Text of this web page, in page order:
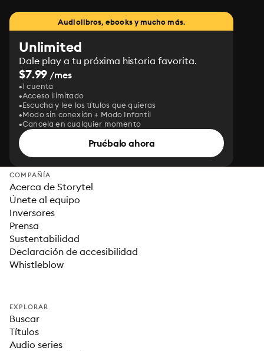
Audiolibros, ebooks y mucho más.
Unlimited
Dale play a tu próxima historia favorita.
$7.99 /mes
1 cuenta
Acceso ilimitado
Escucha y lee los títulos que quieras
Modo sin conexión + Modo Infantil
Cancela en cualquier momento
Pruébalo ahora
COMPAÑÍA
Acerca de Storytel
Únete al equipo
Inversores
Prensa
Sustentabilidad
Declaración de accesibilidad
Whistleblow
EXPLORAR
Buscar
Títulos
Audio series